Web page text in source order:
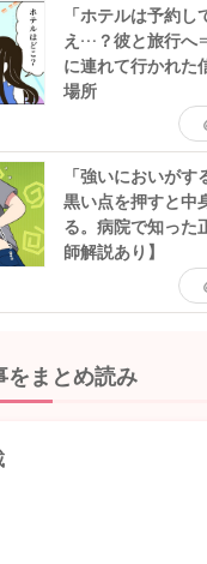
「ホテルは予約し
え…？彼と旅行へ
に連れて行かれた
場所
「強いにおいが
黒い点を押すと中
る。病院で知った
師解説あり】
まとめ読み